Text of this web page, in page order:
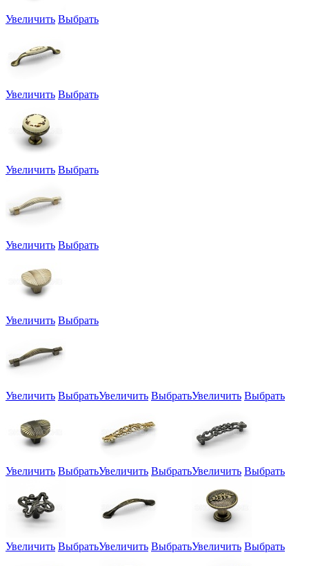
Увеличить Выбрать
Увеличить Выбрать
Увеличить Выбрать
Увеличить Выбрать
Увеличить Выбрать
Увеличить ВыбратьУвеличить ВыбратьУвеличить Выбрать
Увеличить ВыбратьУвеличить ВыбратьУвеличить Выбрать
Увеличить ВыбратьУвеличить ВыбратьУвеличить Выбрать